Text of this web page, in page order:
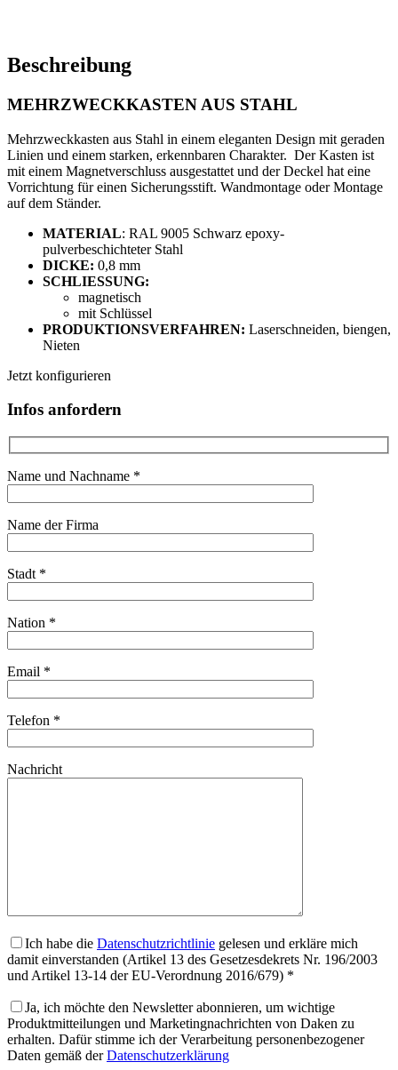
Beschreibung
MEHRZWECKKASTEN AUS STAHL
Mehrzweckkasten aus Stahl in einem eleganten Design mit geraden
Linien und einem starken, erkennbaren Charakter. Der Kasten ist
mit einem Magnetverschluss ausgestattet und der Deckel hat eine
Vorrichtung für einen Sicherungsstift. Wandmontage oder Montage
auf dem Ständer.
MATERIAL: RAL 9005 Schwarz epoxy-
pulverbeschichteter Stahl
DICKE: 0,8 mm
SCHLIESSUNG:
magnetisch
mit Schlüssel
PRODUKTIONSVERFAHREN: Laserschneiden, biengen,
Nieten
Jetzt konfigurieren
Infos anfordern
Name und Nachname *
Name der Firma
Stadt *
Nation *
Email *
Telefon *
Nachricht
Ich habe die Datenschutzrichtlinie gelesen und erkläre mich
damit einverstanden (Artikel 13 des Gesetzesdekrets Nr. 196/2003
und Artikel 13-14 der EU-Verordnung 2016/679) *
Ja, ich möchte den Newsletter abonnieren, um wichtige
Produktmitteilungen und Marketingnachrichten von Daken zu
erhalten. Dafür stimme ich der Verarbeitung personenbezogener
Daten gemäß derDatenschutzerklärung